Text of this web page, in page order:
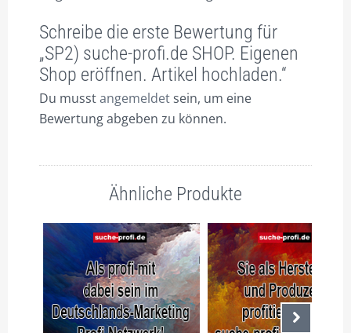
Schreibe die erste Bewertung für
„SP2) suche-profi.de SHOP. Eigenen
Shop eröffnen. Artikel hochladen.“
Du musstangemeldetsein, um eine
Bewertung abgeben zu können.
Ähnliche Produkte